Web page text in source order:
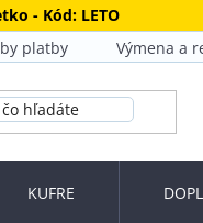
- Kód: LETO
platby Výmena a
KUFRE